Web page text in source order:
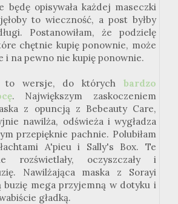
będę opisywała każdej maseczki
to wieczność, a post byłby
Postanowiłam, że podzielę
chętnie kupię ponownie, może
i na pewno nie kupię ponownie.
to wersje, do którychbardzo
. Największym zaskoczeniem
z opuncją z Bebeauty Care,
nawilża, odświeża i wygładza
przepięknie pachnie. Polubiłam
A'pieu i Sally's Box. Te
rozświetlały, oczyszczały i
Nawilżająca maska z Sorayi
buzię mega przyjemną w dotyku i
gładką.